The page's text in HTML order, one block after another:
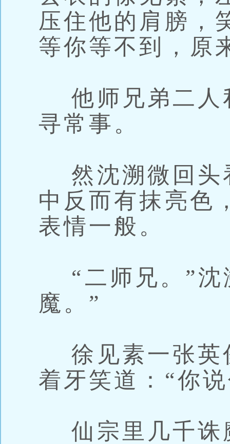
压住他的肩膀，
等你等不到，原
他师兄弟二人
寻常事。
然沈溯微回头
中反而有抹亮色
表情一般。
“二师兄。”沈
魔。”
徐见素一张英
着牙笑道：“你
仙宗里几千诛